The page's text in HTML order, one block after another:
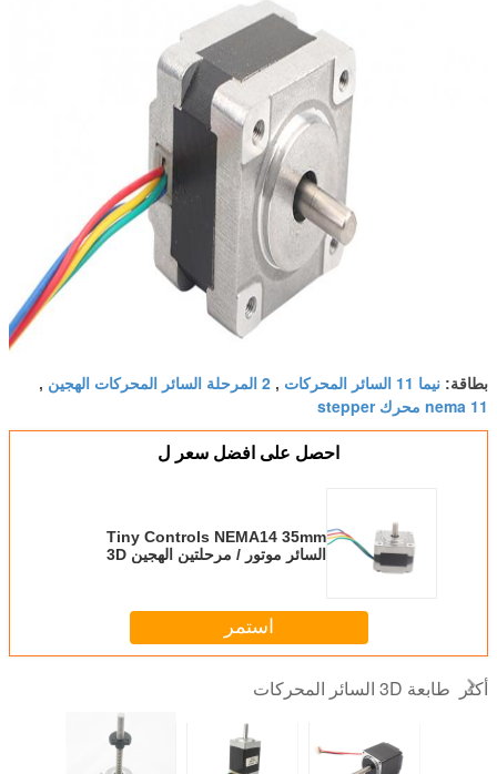
بطاقة: نيما 11 السائر المحركات , 2 المرحلة السائر المحركات الهجين ,
nema 11 محرك stepper
احصل على افضل سعر ل
Tiny Controls NEMA14 35mm
السائر موتور / مرحلتين الهجين 3D
استمر
أكثر طابعة 3D السائر المحركات